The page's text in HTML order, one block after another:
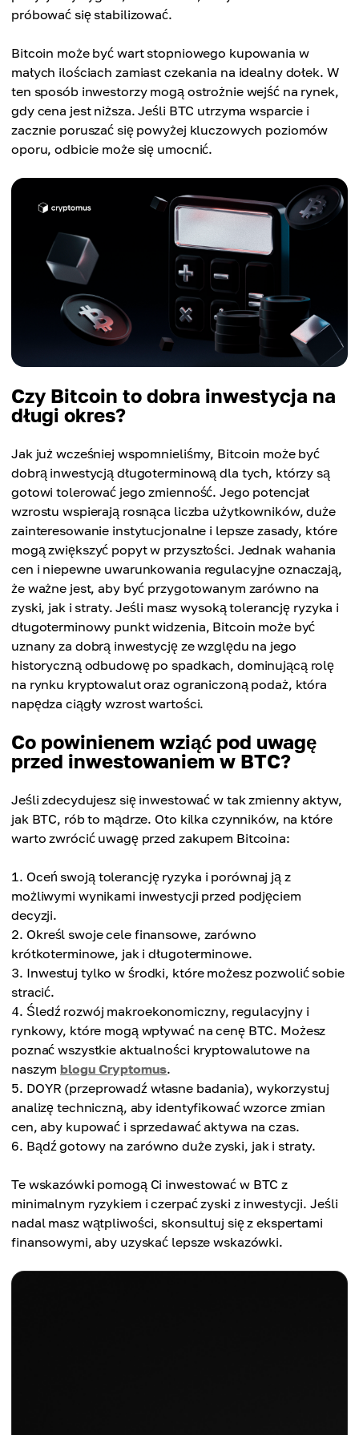
próbować się stabilizować.
Bitcoin może być wart stopniowego kupowania w
małych ilościach zamiast czekania na idealny dołek. W
ten sposób inwestorzy mogą ostrożnie wejść na rynek,
gdy cena jest niższa. Jeśli BTC utrzyma wsparcie i
zacznie poruszać się powyżej kluczowych poziomów
oporu, odbicie może się umocnić.
Czy Bitcoin to dobra inwestycja na
długi okres?
Jak już wcześniej wspomnieliśmy, Bitcoin może być
dobrą inwestycją długoterminową dla tych, którzy są
gotowi tolerować jego zmienność. Jego potencjał
wzrostu wspierają rosnąca liczba użytkowników, duże
zainteresowanie instytucjonalne i lepsze zasady, które
mogą zwiększyć popyt w przyszłości. Jednak wahania
cen i niepewne uwarunkowania regulacyjne oznaczają,
że ważne jest, aby być przygotowanym zarówno na
zyski, jak i straty. Jeśli masz wysoką tolerancję ryzyka i
długoterminowy punkt widzenia, Bitcoin może być
uznany za dobrą inwestycję ze względu na jego
historyczną odbudowę po spadkach, dominującą rolę
na rynku kryptowalut oraz ograniczoną podaż, która
napędza ciągły wzrost wartości.
Co powinienem wziąć pod uwagę
przed inwestowaniem w BTC?
Jeśli zdecydujesz się inwestować w tak zmienny aktyw,
jak BTC, rób to mądrze. Oto kilka czynników, na które
warto zwrócić uwagę przed zakupem Bitcoina:
Oceń swoją tolerancję ryzyka i porównaj ją z
możliwymi wynikami inwestycji przed podjęciem
decyzji.
Określ swoje cele finansowe, zarówno
krótkoterminowe, jak i długoterminowe.
Inwestuj tylko w środki, które możesz pozwolić sobie
stracić.
Śledź rozwój makroekonomiczny, regulacyjny i
rynkowy, które mogą wpływać na cenę BTC. Możesz
poznać wszystkie aktualności kryptowalutowe na
naszymblogu Cryptomus.
DOYR (przeprowadź własne badania), wykorzystuj
analizę techniczną, aby identyfikować wzorce zmian
cen, aby kupować i sprzedawać aktywa na czas.
Bądź gotowy na zarówno duże zyski, jak i straty.
Te wskazówki pomogą Ci inwestować w BTC z
minimalnym ryzykiem i czerpać zyski z inwestycji. Jeśli
nadal masz wątpliwości, skonsultuj się z ekspertami
finansowymi, aby uzyskać lepsze wskazówki.